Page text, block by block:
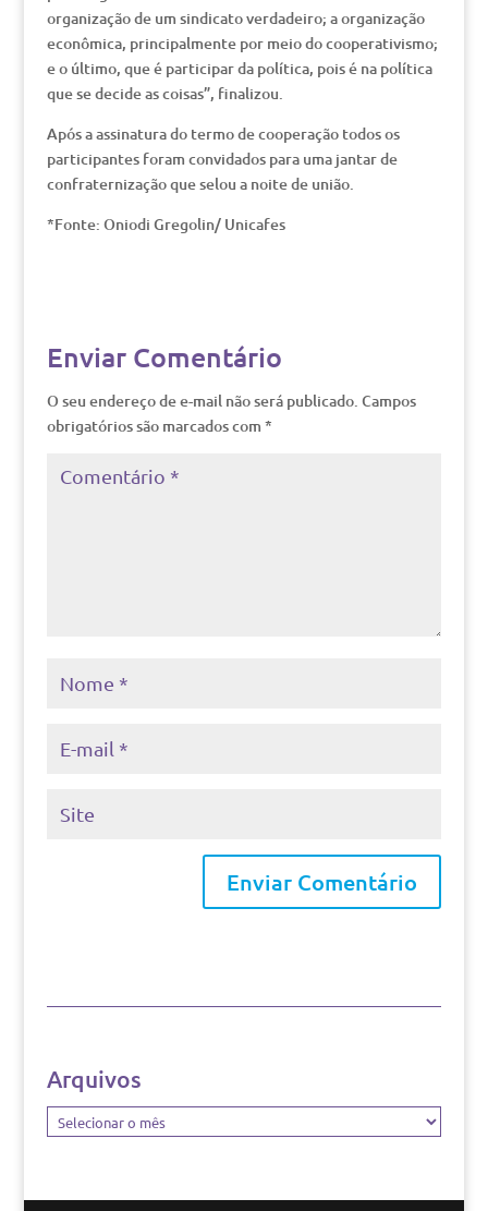
organização de um sindicato verdadeiro; a organização
econômica, principalmente por meio do cooperativismo;
e o último, que é participar da política, pois é na política
que se decide as coisas”, finalizou.
Após a assinatura do termo de cooperação todos os
participantes foram convidados para uma jantar de
confraternização que selou a noite de união.
*Fonte: Oniodi Gregolin/ Unicafes
Enviar Comentário
O seu endereço de e-mail não será publicado. Campos
obrigatórios são marcados com *
Arquivos
Arquivos